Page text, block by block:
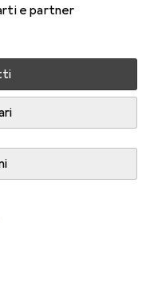
e partner
8